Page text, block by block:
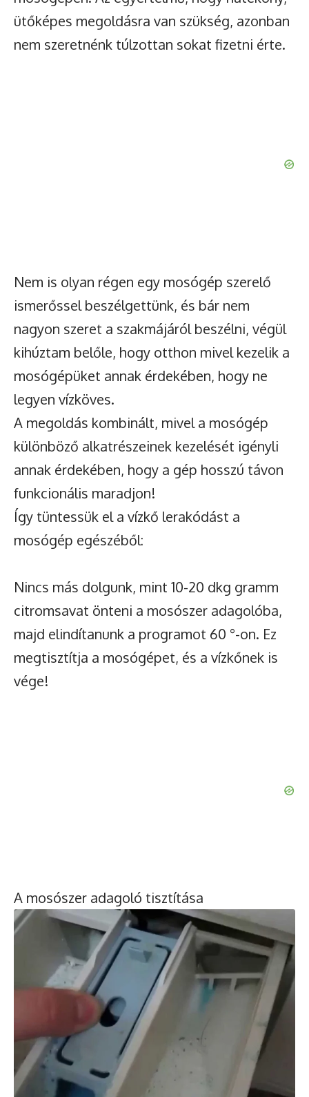
ütőképes megoldásra van szükség, azonban
nem szeretnénk túlzottan sokat fizetni érte.
Nem is olyan régen egy mosógép szerelő
ismerőssel beszélgettünk, és bár nem
nagyon szeret a szakmájáról beszélni, végül
kihúztam belőle, hogy otthon mivel kezelik a
mosógépüket annak érdekében, hogy ne
legyen vízköves.
A megoldás kombinált, mivel a mosógép
különböző alkatrészeinek kezelését igényli
annak érdekében, hogy a gép hosszú távon
funkcionális maradjon!
Így tüntessük el a vízkő lerakódást a
mosógép egészéből:
Nincs más dolgunk, mint 10-20 dkg gramm
citromsavat önteni a mosószer adagolóba,
majd elindítanunk a programot 60 °-on. Ez
megtisztítja a mosógépet, és a vízkőnek is
vége!
A mosószer adagoló tisztítása